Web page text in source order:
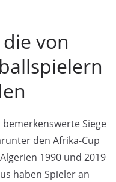
von
Siege
den Afrika-Cup
1990 und 2019
haben Spieler an